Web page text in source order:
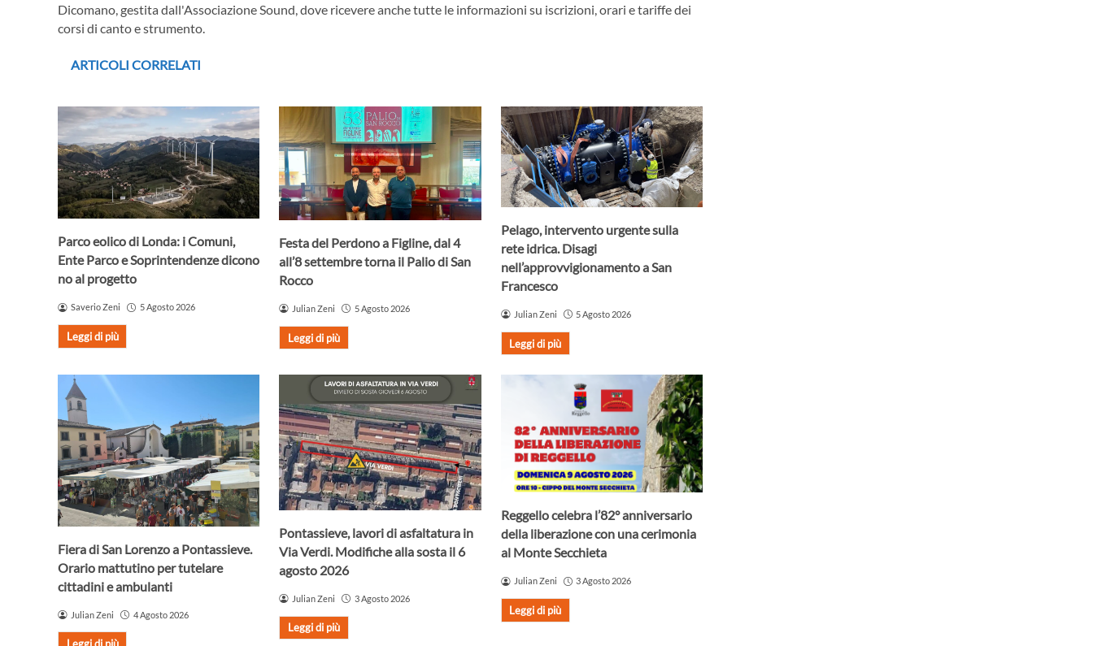
Dicomano, gestita dall'Associazione Sound, dove ricevere anche tutte le informazioni su iscrizioni, orari e tariffe dei
corsi di canto e strumento.
ARTICOLI CORRELATI
Parco eolico di Londa: i Comuni,
Ente Parco e Soprintendenze dicono
no al progetto
Saverio Zeni 5 Agosto 2026
Leggi di più
Festa del Perdono a Figline, dal 4
all’8 settembre torna il Palio di San
Rocco
Julian Zeni 5 Agosto 2026
Leggi di più
Pelago, intervento urgente sulla
rete idrica. Disagi
nell’approvvigionamento a San
Francesco
Julian Zeni 5 Agosto 2026
Leggi di più
Fiera di San Lorenzo a Pontassieve.
Orario mattutino per tutelare
cittadini e ambulanti
Julian Zeni 4 Agosto 2026
Pontassieve, lavori di asfaltatura in
Via Verdi. Modifiche alla sosta il 6
agosto 2026
Julian Zeni 3 Agosto 2026
Leggi di più
Reggello celebra l’82° anniversario
della liberazione con una cerimonia
al Monte Secchieta
Julian Zeni 3 Agosto 2026
Leggi di più